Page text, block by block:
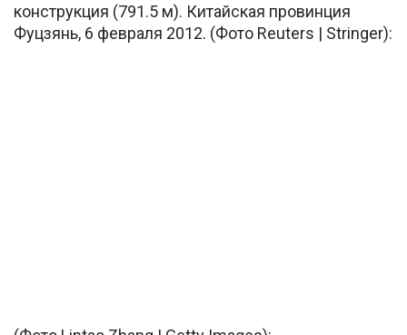
конструкция (791.5 м). Китайская провинция
Фуцзянь, 6 февраля 2012. (Фото Reuters | Stringer):